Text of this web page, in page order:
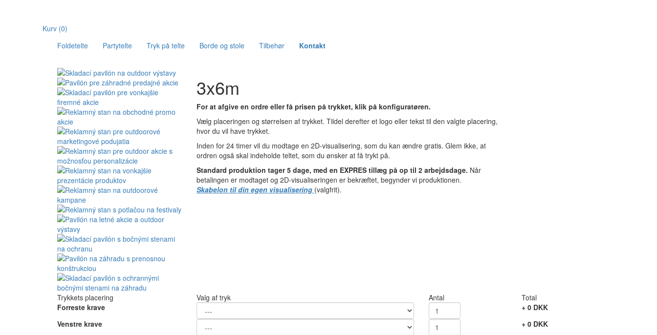
Kurv (0)
Foldetelte
Partytelte Tryk på telte Borde og stole Tilbehør Kontakt
3x6m
For at afgive en ordre eller få prisen på trykket, klik på konfiguratøren.
Vælg placeringen og størrelsen af trykket. Tildel derefter et logo eller tekst til den valgte placering,
hvor du vil have trykket.
Inden for 24 timer vil du modtage en 2D-visualisering, som du kan ændre gratis. Glem ikke, at
ordren også skal indeholde teltet, som du ønsker at få trykt på.
Standard produktion tager 5 dage, med en EXPRES tillæg på op til 2 arbejdsdage. Når
betalingen er modtaget og 2D-visualiseringen er bekræftet, begynder vi produktionen.
Skabelon til din egen visualisering (valgfrit).
Trykkets placering Valg af tryk Antal
Total
Forreste krave
+ 0 DKK
Venstre krave
+ 0 DKK